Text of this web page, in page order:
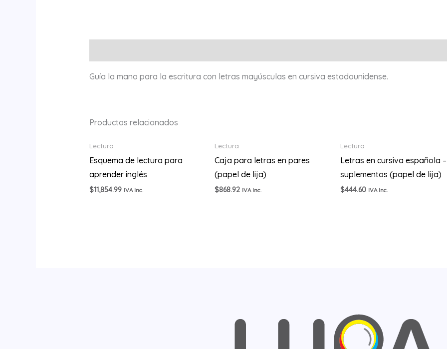
Guía la mano para la escritura con letras mayúsculas en cursiva estadounidense.
Productos relacionados
Lectura
Esquema de lectura para
aprender inglés
$11,854.99 IVA Inc.
Lectura
Caja para letras en pares
(papel de lija)
$868.92 IVA Inc.
Lectura
Letras en cursiva española –
suplementos (papel de lija)
$444.60 IVA Inc.